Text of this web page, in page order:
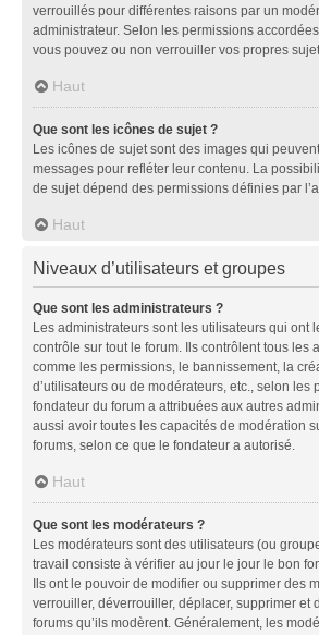
verrouillés pour différentes raisons par un
administrateur. Selon les permissions
vous pouvez ou non verrouiller vos propres
Haut
Que sont les icônes de sujet ?
Les icônes de sujet sont des images qui
messages pour refléter leur contenu. La
de sujet dépend des permissions définies par
Haut
Niveaux d’utilisateurs et groupes
Que sont les administrateurs ?
Les administrateurs sont les utilisateurs qui ont
contrôle sur tout le forum. Ils contrôlent tous les
comme les permissions, le bannissement, la
d’utilisateurs ou de modérateurs, etc., selon les
fondateur du forum a attribuées aux autres
aussi avoir toutes les capacités de modération
forums, selon ce que le fondateur a autorisé.
Haut
Que sont les modérateurs ?
Les modérateurs sont des utilisateurs (ou
travail consiste à vérifier au jour le jour le bon
Ils ont le pouvoir de modifier ou supprimer des
verrouiller, déverrouiller, déplacer, supprimer et
forums qu’ils modèrent. Généralement, les